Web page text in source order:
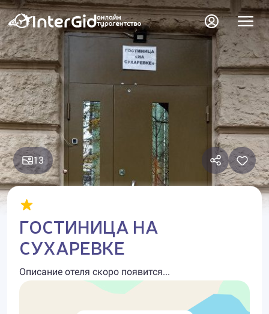
13
ГОСТИНИЦА НА
СУХАРЕВКЕ
Описание отеля скоро появится...